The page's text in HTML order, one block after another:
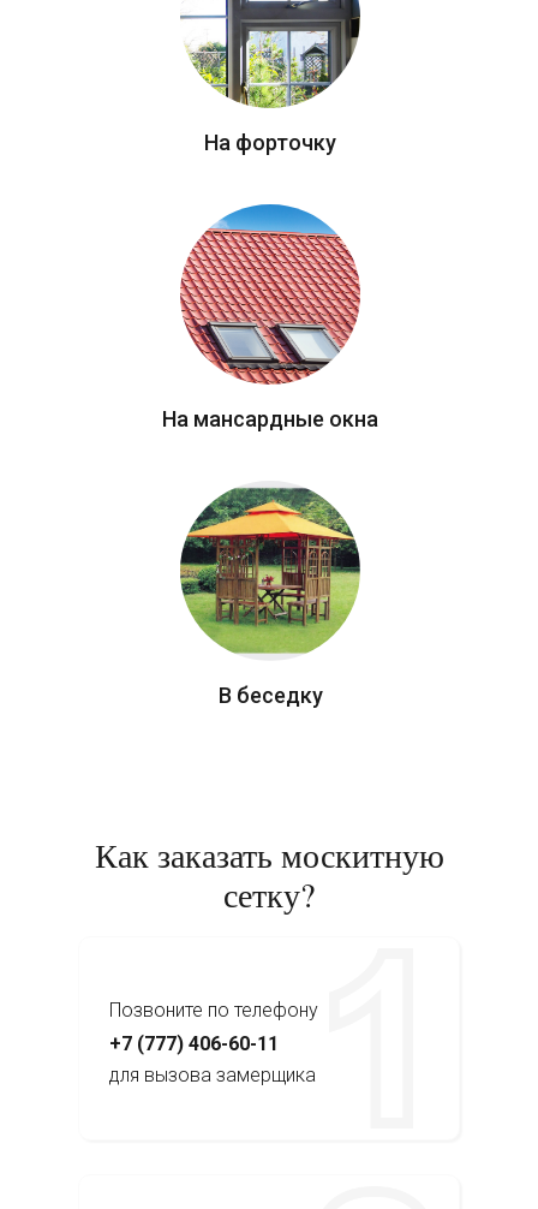
В беседку
На мансардные окна
На форточку
Как заказать москитную
сетку?
Позвоните по телефону
+7 (777) 406-60-11
для вызова замерщика